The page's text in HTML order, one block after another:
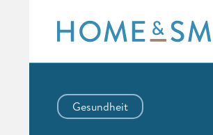
content
Gesundheit